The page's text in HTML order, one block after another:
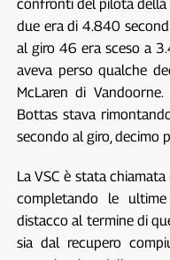
confronti del pilota della
due era di 4.840
al giro 46 era sceso a
aveva perso qualche
McLaren di
Bottas stava
secondo al giro, decimo
La VSC è stata
completando le
distacco al termine di
sia dal recupero